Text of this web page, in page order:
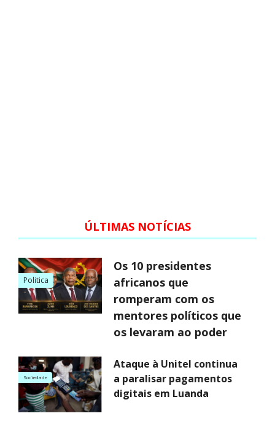
ÚLTIMAS NOTÍCIAS
Politica
Os 10 presidentes
africanos que
romperam com os
mentores políticos que
os levaram ao poder
Sociedade
Ataque à Unitel continua
a paralisar pagamentos
digitais em Luanda